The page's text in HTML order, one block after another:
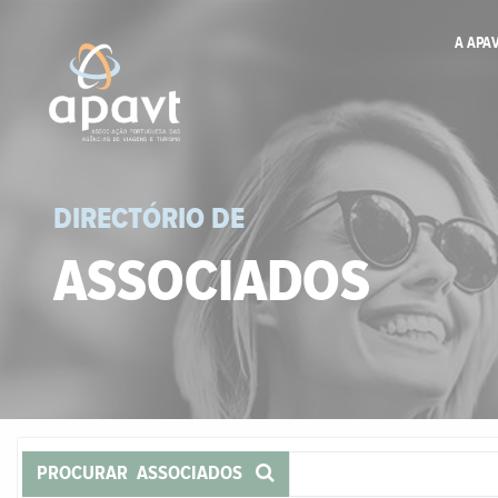
A
DIRECTÓRIO DE
ASSOCIADOS
PROCURAR ASSOCIADOS